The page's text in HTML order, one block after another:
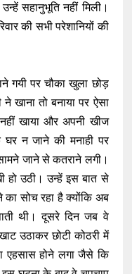
सहानुभूति नहीं मिली।
की सभी परेशानियों की
गयी पर चौका खुला छोड़
खाना तो बनाया पर ऐसा
खाया और अपनी खीज
न जाने की मनाही पर
जाने से कतराने लगी।
हो उठी। उन्हें इस बात से
सोच रहा है क्योंकि अब
थी। दूसरे दिन जब वे
उठाकर छोटी कोठरी में
एहसास होने लगा जैसे कि